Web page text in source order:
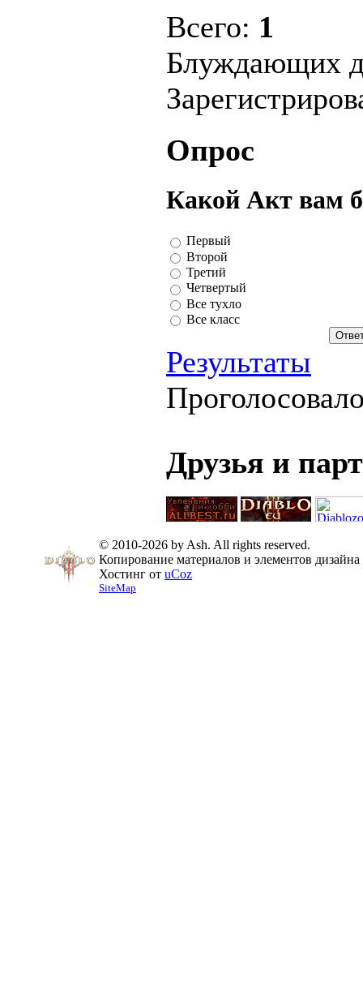
Всего: 1
Блуждающих
Опрос
Какой Акт вам
Первый
Второй
Третий
Четвертый
Все тухло
Все класс
Результаты
Друзья и
© 2010-2026 by Ash. All rights reserved.
Копирование материалов и элементов
Хостинг от uCoz
SiteMap